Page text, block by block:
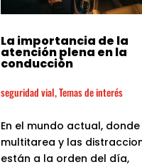
La importancia de la
atención plena en la
conducción
seguridad vial,Temas de interés
En el mundo actual,
multitarea y las
están a la orden del día,